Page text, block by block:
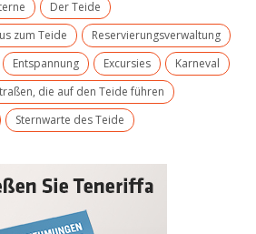
Der Teide
zum Teide
Reservierungsverwaltung
Entspannung Excursies
Karneval
die auf den Teide führen
Sternwarte des Teide